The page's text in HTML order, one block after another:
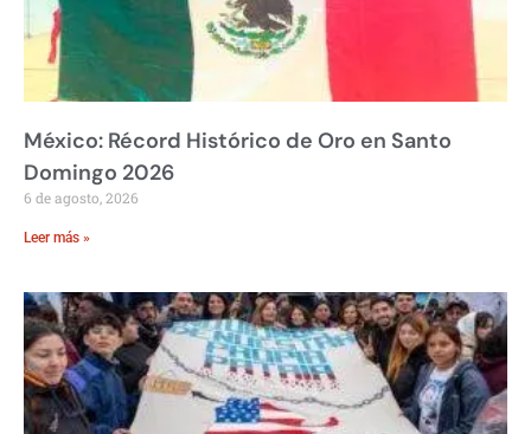
México: Récord Histórico de Oro en Santo
Domingo 2026
6 de agosto, 2026
Leer más »